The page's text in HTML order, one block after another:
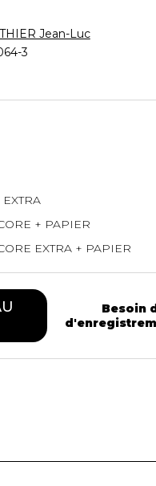
Jean-Luc
3
+ PAPIER
EXTRA + PAPIER
Besoin